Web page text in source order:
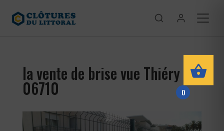
la vente de brise vue Thiéry
06710 0